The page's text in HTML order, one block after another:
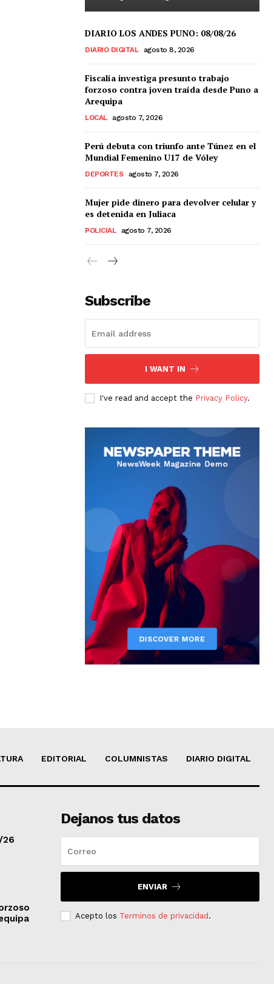
DIARIO LOS ANDES PUNO: 08/08/26
DIARIO DIGITAL agosto 8, 2026
Fiscalía investiga presunto trabajo
forzoso contra joven traída desde Puno a
Arequipa
LOCAL agosto 7, 2026
Perú debuta con triunfo ante Túnez en el
Mundial Femenino U17 de Vóley
DEPORTES agosto 7, 2026
Mujer pide dinero para devolver celular y
es detenida en Juliaca
POLICIAL agosto 7, 2026
Subscribe
I WANT IN
I've read and accept the Privacy Policy.
EDITORIAL COLUMNISTAS DIARIO DIGITAL
26
Dejanos tus datos
ENVIAR
Acepto los Terminos de privacidad .